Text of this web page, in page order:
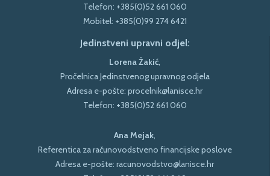
Telefon: +385(0)52 661 060
Mobitel: +385(0)99 274 6421
Jedinstveni upravni odjel:
Lorena Žakić,
Pročelnica Jedinstvenog upravnog odjela
Adresa e-pošte: procelnik@lanisce.hr
Telefon: +385(0)52 661 060
Ana Mejak
Referentica za računovodstveno financijske poslove
Adresa e-pošte: racunovodstvo@lanisce.hr